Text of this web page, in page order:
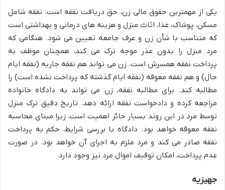
یکی از مهمترین حقوق مالی زن، حق دریافت نفقه است. نفقه شامل
مسکن، پوشاک، غذا، اثاث منزل و هزینه های درمانی و بهداشتی است
که متناسب با شأن زن و عرف جامعه تعیین می شود. هنگامی که
مرد منزل را بدون عذر موجه ترک می کند، همچنان موظف به
پرداخت نفقه همسرش است. زن می تواند هم نفقه جاریه (نفقه ایام
حال) و هم نفقه معوقه (نفقه ایام گذشته که پرداخت نشده است) را
مطالبه کند. برای مطالبه نفقه، زن می تواند به دادگاه خانواده
مراجعه کرده و دادخواست نفقه ارائه دهد. تاریخ دقیق ترک منزل
توسط مرد در این روند بسیار حائز اهمیت است، زیرا مبنای محاسبه
نفقه معوقه خواهد بود. دادگاه با بررسی شرایط، حکم به پرداخت
نفقه صادر می کند و مرد ملزم به اجرای آن خواهد بود. در صورت
عدم پرداخت، امکان توقیف اموال مرد نیز وجود دارد.
جهیزیه